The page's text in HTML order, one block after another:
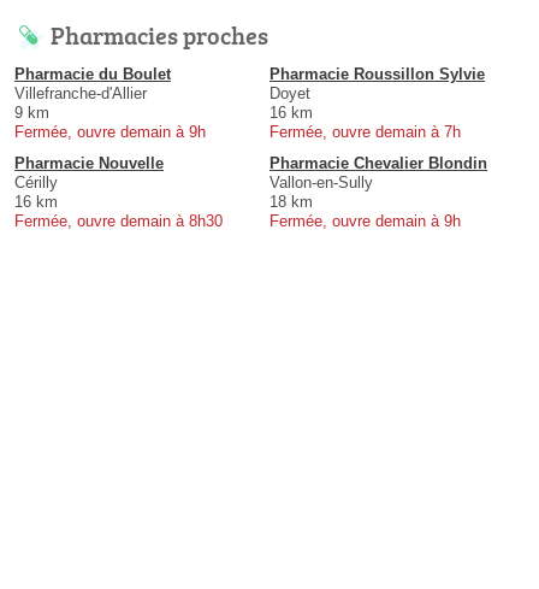
Pharmacies proches
Pharmacie du Boulet
Villefranche-d'Allier
9 km
Fermée, ouvre demain à 9h
Pharmacie Roussillon Sylvie
Doyet
16 km
Fermée, ouvre demain à 7h
Pharmacie Nouvelle
Cérilly
16 km
Fermée, ouvre demain à 8h30
Pharmacie Chevalier Blondin
Vallon-en-Sully
18 km
Fermée, ouvre demain à 9h